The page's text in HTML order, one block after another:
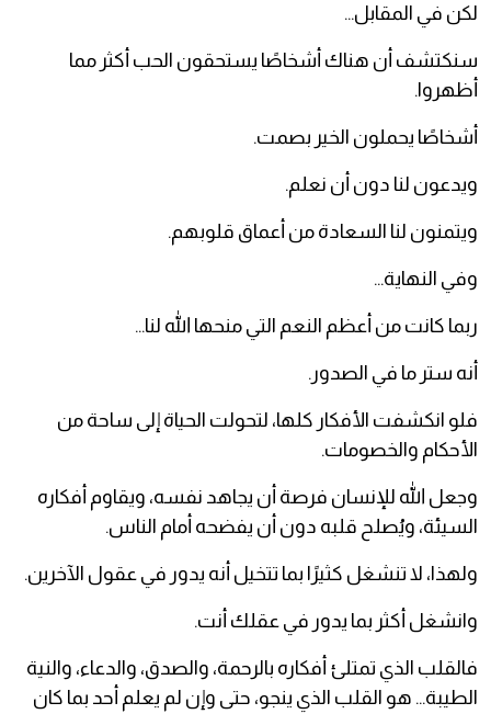
لكن في المقابل…
سنكتشف أن هناك أشخاصًا يستحقون الحب أكثر مما
أظهروا.
أشخاصًا يحملون الخير بصمت.
ويدعون لنا دون أن نعلم.
ويتمنون لنا السعادة من أعماق قلوبهم.
وفي النهاية…
ربما كانت من أعظم النعم التي منحها الله لنا…
أنه ستر ما في الصدور.
فلو انكشفت الأفكار كلها، لتحولت الحياة إلى ساحة من
الأحكام والخصومات.
وجعل الله للإنسان فرصة أن يجاهد نفسه، ويقاوم أفكاره
السيئة، ويُصلح قلبه دون أن يفضحه أمام الناس.
ولهذا، لا تنشغل كثيرًا بما تتخيل أنه يدور في عقول الآخرين.
وانشغل أكثر بما يدور في عقلك أنت.
فالقلب الذي تمتلئ أفكاره بالرحمة، والصدق، والدعاء، والنية
الطيبة... هو القلب الذي ينجو، حتى وإن لم يعلم أحد بما كان